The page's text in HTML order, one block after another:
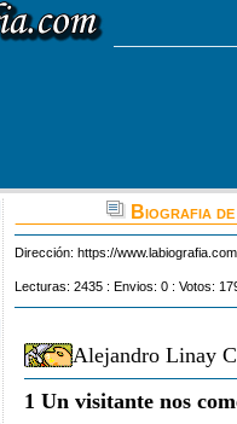
Biografia
Dirección: https://
Lecturas: 2435 : Envios: 0 : Votos:
Alejandro Linay
1 Un visitante nos